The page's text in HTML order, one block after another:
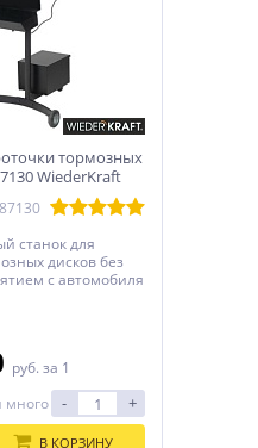
тормозных
WiederKraft
станок для
дисков без
c автомобиля
руб. за 1
много
- +
В КОРЗИНУ